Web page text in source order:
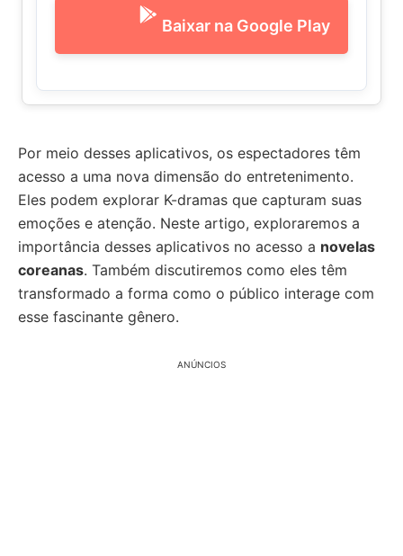
Baixar na Google Play
Por meio desses aplicativos, os espectadores têm
acesso a uma nova dimensão do entretenimento.
Eles podem explorar K-dramas que capturam suas
emoções e atenção. Neste artigo, exploraremos a
importância desses aplicativos no acesso a novelas
coreanas. Também discutiremos como eles têm
transformado a forma como o público interage com
esse fascinante gênero.
ANÚNCIOS